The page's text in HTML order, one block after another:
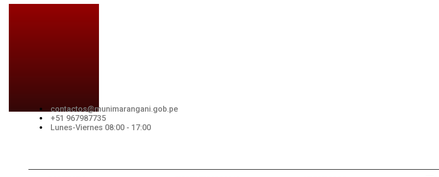
contactos@munimarangani.gob.pe
+51 967987735
Lunes-Viernes 08:00 - 17:00